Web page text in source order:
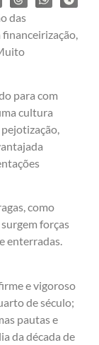
das
para com
cultura
como
forças
enterradas.
e vigoroso
de século;
pautas e
da década de